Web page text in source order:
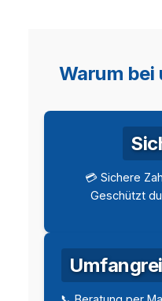
Warum bei
💳 Sichere
Geschützt